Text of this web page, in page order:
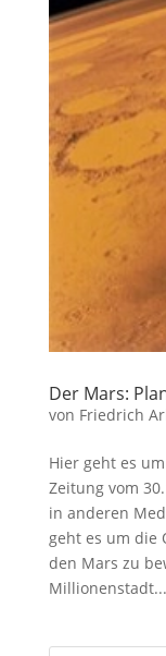
Der Mars:
von Friedrich
Hier geht es
Zeitung vom
in anderen
geht es um die
den Mars zu
Millionenstadt...